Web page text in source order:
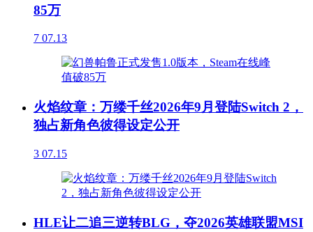
85万
7 07.13
火焰纹章：万缕千丝2026年9月登陆Switch 2，
独占新角色彼得设定公开
3 07.15
HLE让二追三逆转BLG，夺2026英雄联盟MSI